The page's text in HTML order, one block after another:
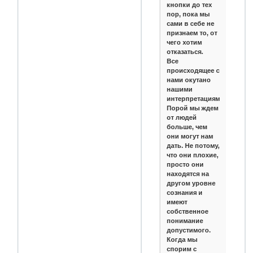
кнопки до тех
пор, пока мы
сами в себе не
признаем то, от
чего хотим
отказаться.
Все
происходящее с
нами окутано
нашими
интерпретациями.
Порой мы ждем
от людей
больше, чем
они могут нам
дать. Не потому,
что они плохие,
просто они
находятся на
другом уровне
сознания и
имеют
собственное
понимание
допустимого.
Когда мы
спорим с